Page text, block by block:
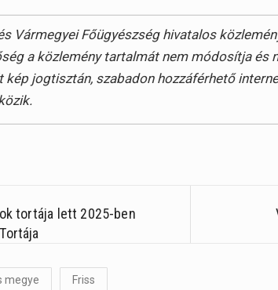
Vármegyei Főügyészség hivatalos
a közlemény tartalmát nem módosítja és
kép jogtisztán, szabadon hozzáférhető
tortája lett 2025-ben
megye Friss